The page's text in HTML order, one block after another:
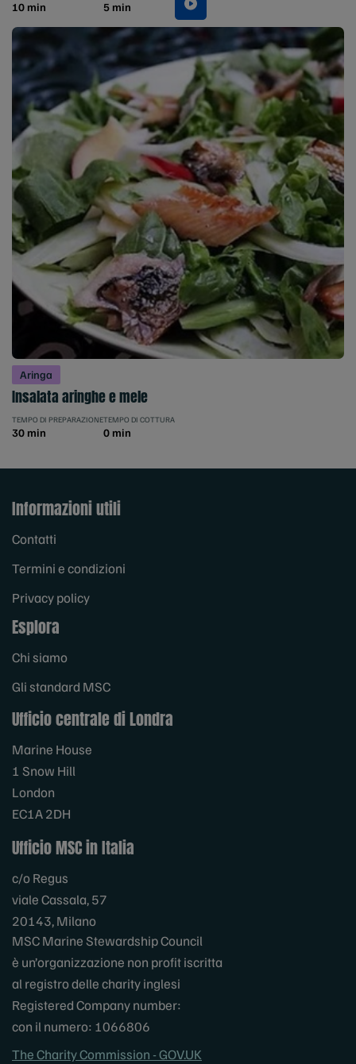
10 min 5 min
Aringa
Insalata aringhe e mele
TEMPO DI PREPARAZIONE
30 min
TEMPO DI COTTURA
0 min
Informazioni utili
Contatti
Termini e condizioni
Privacy policy
Esplora
Chi siamo
Gli standard MSC
Ufficio centrale di Londra
Marine House
1 Snow Hill
London
EC1A 2DH
Ufficio MSC in Italia
c/o Regus
viale Cassala, 57
20143, Milano
MSC Marine Stewardship Council
è un’organizzazione non profit iscritta
al registro delle charity inglesi
Registered Company number:
con il numero: 1066806
The Charity Commission - GOV.UK